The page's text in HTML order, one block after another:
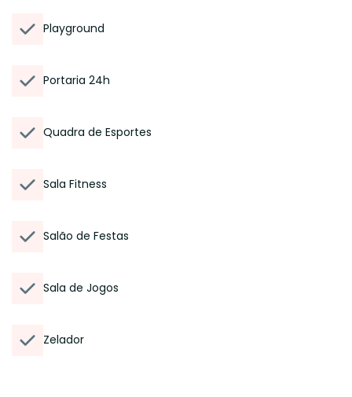
Playground
Portaria 24h
Quadra de Esportes
Sala Fitness
Salão de Festas
Sala de Jogos
Zelador